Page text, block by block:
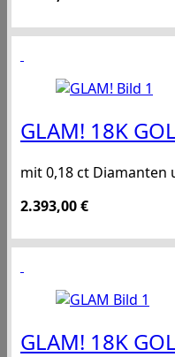
GLAM! 18K
mit 0,18 ct Diamanten
2.393,00€
GLAM! 18K